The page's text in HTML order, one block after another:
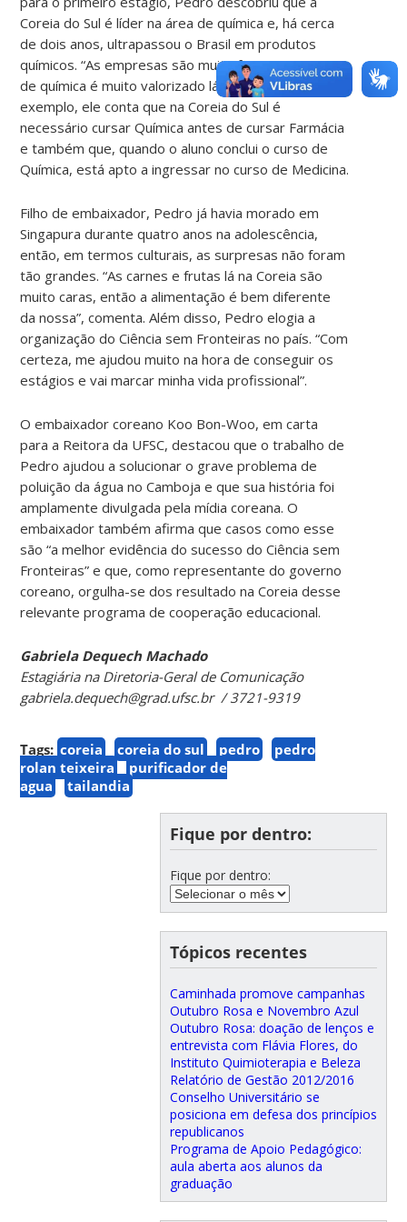
Coreia do Sul é líder na área de química e, há cerca
de dois anos, ultrapassou o Brasil em produtos
químicos. “As empresas são muito fortes e o curso
de química é muito valorizado lá”, comenta. Como
exemplo, ele conta que na Coreia do Sul é
necessário cursar Química antes de cursar Farmácia
e também que, quando o aluno conclui o curso de
Química, está apto a ingressar no curso de Medicina.
Filho de embaixador, Pedro já havia morado em
Singapura durante quatro anos na adolescência,
então, em termos culturais, as surpresas não foram
tão grandes. “As carnes e frutas lá na Coreia são
muito caras, então a alimentação é bem diferente
da nossa”, comenta. Além disso, Pedro elogia a
organização do Ciência sem Fronteiras no país. “Com
certeza, me ajudou muito na hora de conseguir os
estágios e vai marcar minha vida profissional”.
O embaixador coreano Koo Bon-Woo, em carta
para a Reitora da UFSC, destacou que o trabalho de
Pedro ajudou a solucionar o grave problema de
poluição da água no Camboja e que sua história foi
amplamente divulgada pela mídia coreana. O
embaixador também afirma que casos como esse
são “a melhor evidência do sucesso do Ciência sem
Fronteiras” e que, como representante do governo
coreano, orgulha-se dos resultado na Coreia desse
relevante programa de cooperação educacional.
Gabriela Dequech Machado
Estagiária na Diretoria-Geral de Comunicação
gabriela.dequech@grad.ufsc.br / 3721-9319
Tags: coreia coreia do sul pedro
pedro
rolan teixeira
purificador de
agua
tailandia
Fique por dentro:
Fique por dentro:
Tópicos recentes
Caminhada promove campanhas
Outubro Rosa e Novembro Azul
Outubro Rosa: doação de lenços e
entrevista com Flávia Flores, do
Instituto Quimioterapia e Beleza
Relatório de Gestão 2012/2016
Conselho Universitário se
posiciona em defesa dos princípios
republicanos
Programa de Apoio Pedagógico:
aula aberta aos alunos da
graduação